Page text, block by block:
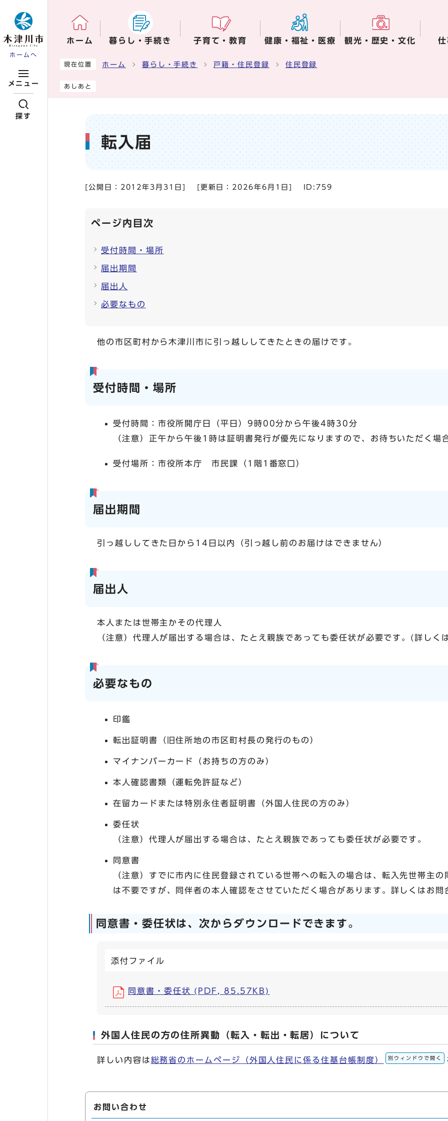
ホームへ
メニュー
探す
ホーム 暮らし・手続き 子育て・教育 健康・福祉・医療 観光・歴史・文化
ここから本文です
現在位置 ホーム 暮らし・手続き 戸籍・住民登録 住民登録
あしあと
転入届
[公開日： 2012年3月31日 [更新日： 2026年6月1日 ID:759
ページ内目次
受付時間・場所
届出期間
届出人
必要なもの
他の市区町村から木津川市に引っ越ししてきたときの届けです。
受付時間・場所
受付時間：市役所開庁日（平日）9時00分から午後4時30分
（注意）正午から午後1時は証明書発行が優先になりますので、お待ちいただく場
受付場所：市役所本庁 市民課（1階1番窓口）
届出期間
引っ越ししてきた日から14日以内（引っ越し前のお届けはできません）
届出人
本人または世帯主かその代理人
（注意）代理人が届出する場合は、たとえ親族であっても委任状が必要です。(詳しく
必要なもの
印鑑
転出証明書（旧住所地の市区町村長の発行のもの）
マイナンバーカード（お持ちの方のみ）
本人確認書類（運転免許証など）
在留カードまたは特別永住者証明書（外国人住民の方のみ）
委任状
（注意）代理人が届出する場合は、たとえ親族であっても委任状が必要です。
同意書
（注意）すでに市内に住民登録されている世帯への転入の場合は、転入先世帯主
は不要ですが、同伴者の本人確認をさせていただく場合があります。詳しくはお問
同意書・委任状は、次からダウンロードできます。
添付ファイル
同意書・委任状 (PDF, 85.57KB)
外国人住民の方の住所異動（転入・転出・転居）について
詳しい内容は総務省のホームページ（外国人住民に係る住基台帳制度） 別ウィンドウで開く
お問い合わせ